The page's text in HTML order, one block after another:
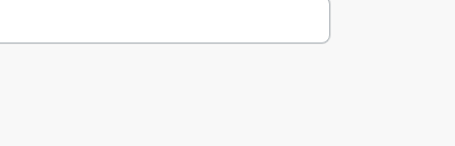
принадлежности